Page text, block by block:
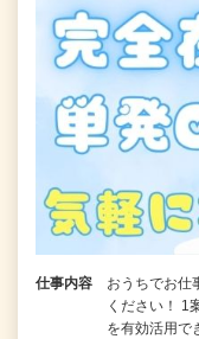
仕事内容
おうちでお仕
ください！ 1
を有効活用